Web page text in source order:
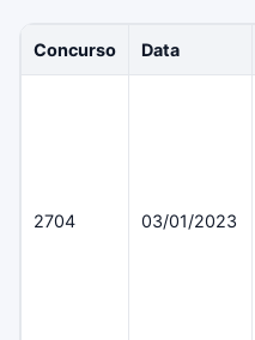
Concurso Data
2704 03/01/2023